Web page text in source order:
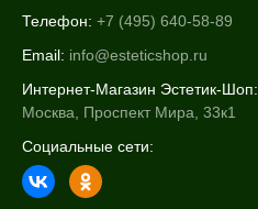
Телефон: +7 (495) 640-58-89
Email: info@esteticshop.ru
Интернет-Магазин Эстетик-Шоп:
Москва, Проспект Мира, 33к1
Социальные сети: